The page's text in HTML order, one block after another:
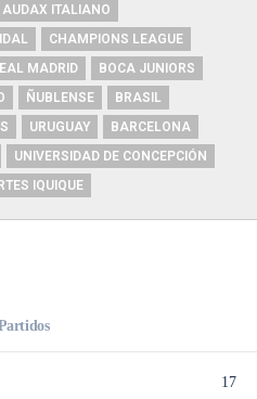
AUDAX ITALIANO
CHAMPIONS LEAGUE
MADRID
BOCA JUNIORS
ÑUBLENSE
BRASIL
URUGUAY
BARCELONA
UNIVERSIDAD DE CONCEPCIÓN
IQUIQUE